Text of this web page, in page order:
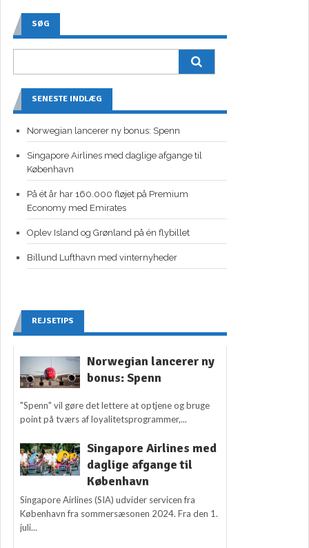
SØG
SENESTE INDLÆG
Norwegian lancerer ny bonus: Spenn
Singapore Airlines med daglige afgange til
København
På ét år har 160.000 fløjet på Premium
Economy med Emirates
Oplev Island og Grønland på én flybillet
Billund Lufthavn med vinternyheder
REJSETIPS
Norwegian lancerer ny
bonus: Spenn
"Spenn" vil gøre det lettere at optjene og bruge
point på tværs af loyalitetsprogrammer,...
Singapore Airlines med
daglige afgange til
København
Singapore Airlines (SIA) udvider servicen fra
København fra sommersæsonen 2024. Fra den 1.
juli...